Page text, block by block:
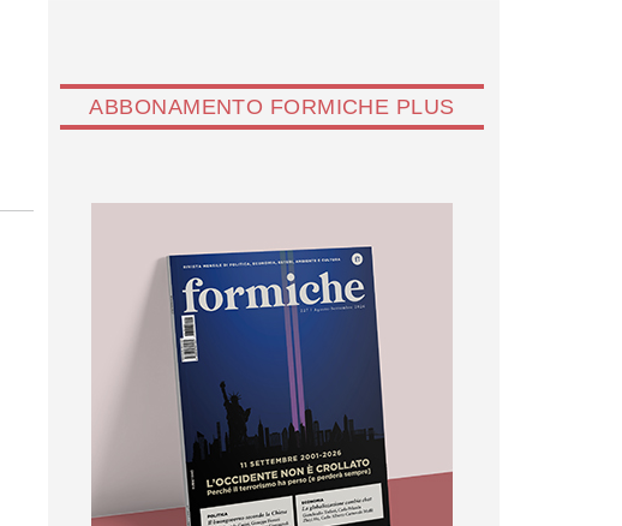
ABBONAMENTO FORMICHE PLUS